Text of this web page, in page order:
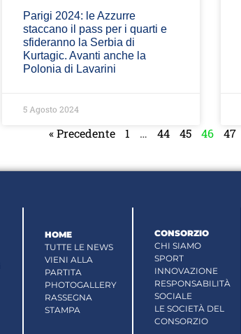
Parigi 2024: le Azzurre
staccano il pass per i quarti e
sfideranno la Serbia di
Kurtagic. Avanti anche la
Polonia di Lavarini
5 Agosto 2024
« Precedente 1 … 44 45 46 47
HOME
TUTTE LE NEWS
VIENI ALLA
PARTITA
PHOTOGALLERY
RASSEGNA
STAMPA
CONSORZIO
CHI SIAMO
SPORT
INNOVAZIONE
RESPONSABILITÀ
SOCIALE
LE SOCIETÀ DEL
CONSORZIO